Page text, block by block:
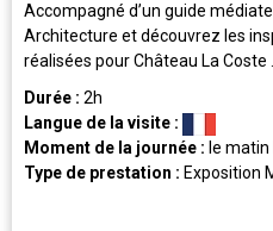
Accompagné d’un guide
Architecture et découvrez les
réalisées pour Château La Coste
Durée : 2h
Langue de la visite :
Moment de la journée : le matin
Type de prestation : Exposition